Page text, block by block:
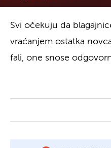
Svi očekuju da
vraćanjem ostatka
fali, one snose